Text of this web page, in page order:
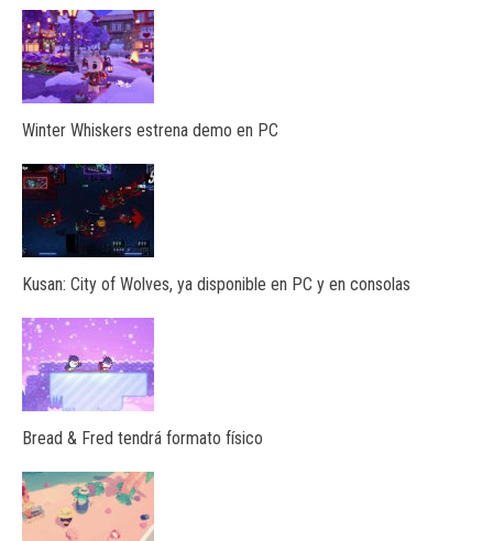
Winter Whiskers estrena demo en PC
Kusan: City of Wolves, ya disponible en PC y en consolas
Bread & Fred tendrá formato físico